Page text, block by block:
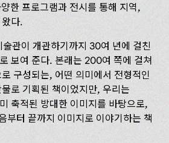
한 프로그램과 전시를 통해 지역,
다.
관이 개관하기까지 30여 년에 걸친
보여 준다. 본래는 200여 쪽에 걸쳐
구성되는, 어떤 의미에서 전형적인
로 기획된 책이었지만, 우리는
축적된 방대한 이미지를 바탕으로,
부터 끝까지 이미지로 이야기하는 책